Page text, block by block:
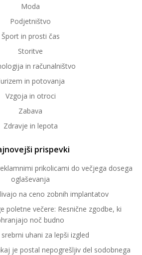
Moda
Podjetništvo
Šport in prosti čas
Storitve
in računalništvo
in potovanja
Vzgoja in otroci
Zabava
Zdravje in lepota
prispevki
prikolicami do večjega dosega
oglaševanja
na ceno zobnih implantatov
poletne večere: Resnične zgodbe, ki
noč budno
uhani za lepši izgled
je postal nepogrešljiv del sodobnega